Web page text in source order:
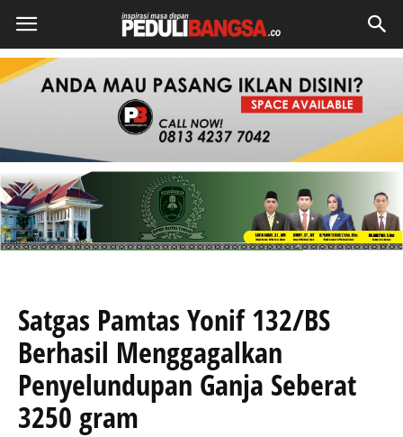
Satgas Pamtas Yonif 132/BS
Berhasil Menggagalkan
Penyelundupan Ganja Seberat
3250 gram